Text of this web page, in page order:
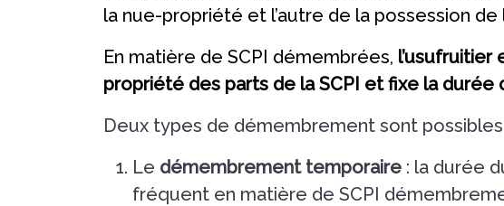
la nue-propriété et l’autre de la possession de
En matière de SCPI démembrées,
propriété des parts de la SCPI et fixe la
Deux types de démembrement sont possibles
Le démembrement temporaire : la durée
fréquent en matière de SCPI